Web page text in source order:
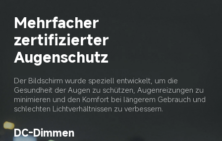
Mehrfacher
zertifizierter
Augenschutz
Der Bildschirm wurde speziell entwickelt, um die
Gesundheit der Augen zu schützen, Augenreizungen zu
minimieren und den Komfort bei längerem Gebrauch und
schlechten Lichtverhältnissen zu verbessern.
DC-Dimmen